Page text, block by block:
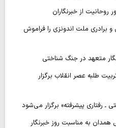
از خبرنگاران
برادری ملت اندونزی را فراموش
متعهد در جنگ شناختی
طلبه عصر انقلاب برگزار
رفتاری پیشرفته» برگزار می‌شود
همدان به مناسبت روز خبرنگار